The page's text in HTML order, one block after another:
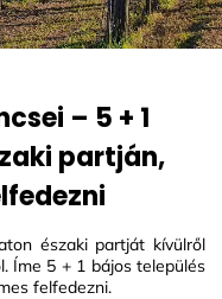
– 5 + 1
partján,
északi partját kívülről
Íme 5 + 1 bájos település
felfedezni.